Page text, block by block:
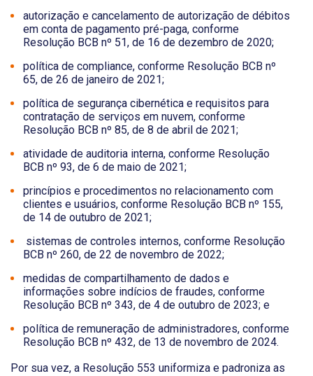
autorização e cancelamento de autorização de débitos
em conta de pagamento pré-paga, conforme
Resolução BCB nº 51, de 16 de dezembro de 2020;
política de compliance, conforme Resolução BCB nº
65, de 26 de janeiro de 2021;
política de segurança cibernética e requisitos para
contratação de serviços em nuvem, conforme
Resolução BCB nº 85, de 8 de abril de 2021;
atividade de auditoria interna, conforme Resolução
BCB nº 93, de 6 de maio de 2021;
princípios e procedimentos no relacionamento com
clientes e usuários, conforme Resolução BCB nº 155,
de 14 de outubro de 2021;
sistemas de controles internos, conforme Resolução
BCB nº 260, de 22 de novembro de 2022;
medidas de compartilhamento de dados e
informações sobre indícios de fraudes, conforme
Resolução BCB nº 343, de 4 de outubro de 2023; e
política de remuneração de administradores, conforme
Resolução BCB nº 432, de 13 de novembro de 2024.
Por sua vez, a Resolução 553 uniformiza e padroniza as